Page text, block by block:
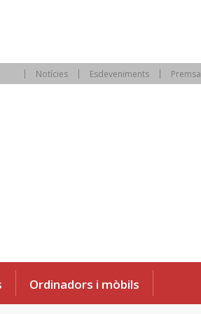
Notícies Esdeveniments Premsa
Ordinadors i mòbils